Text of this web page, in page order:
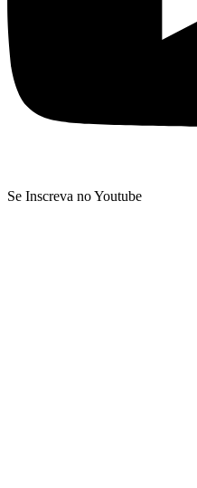
Se Inscreva no Youtube